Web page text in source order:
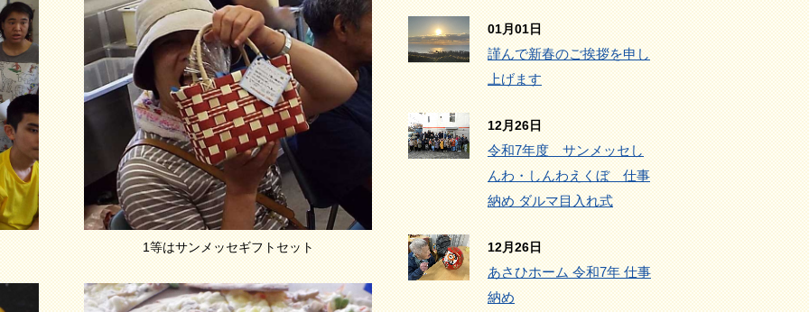
1等はサンメッセギフトセット
01月01日
謹んで新春のご挨拶を申し
上げます
12月26日
令和7年度 サンメッセし
んわ・しんわえくぼ 仕事
納め ダルマ目入れ式
12月26日
あさひホーム 令和7年 仕事
納め